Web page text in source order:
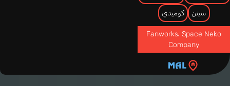
سينن كوميدي
Fanworks، Space Neko
Company